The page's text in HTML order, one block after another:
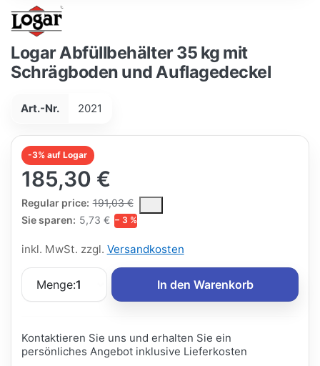
Logar Abfüllbehälter 35 kg mit
Schrägboden und Auflagedeckel
Art.-Nr. 2021
-3% auf Logar
185,30 €
Regular price: 191,03 €
The Regular Price is the median selling price paid by
Sie sparen: 5,73 € − 3 %
inkl. MwSt. zzgl. Versandkosten
Menge:1 In den Warenkorb
Kontaktieren Sie uns und erhalten Sie ein
persönliches Angebot inklusive Lieferkosten